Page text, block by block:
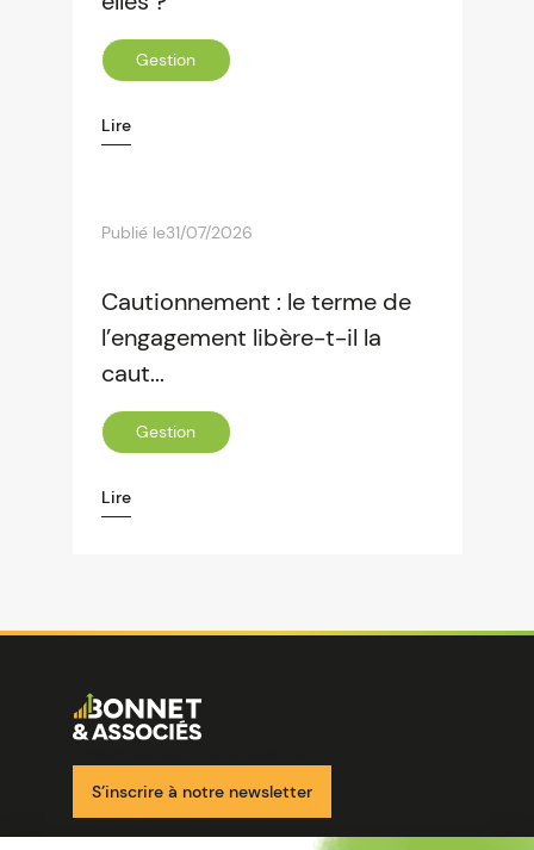
Gestion
Lire
Publié le31/07/2026
Cautionnement : le terme de
l’engagement libère-t-il la
caut...
Gestion
Lire
Image
S’inscrire à notre newsletter